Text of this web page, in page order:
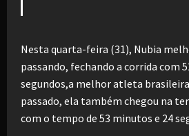
Nesta quarta-feira (31), Nubia
passando, fechando a corrida com
segundos,a melhor atleta
passado, ela também chegou na
com o tempo de 53 minutos e 24